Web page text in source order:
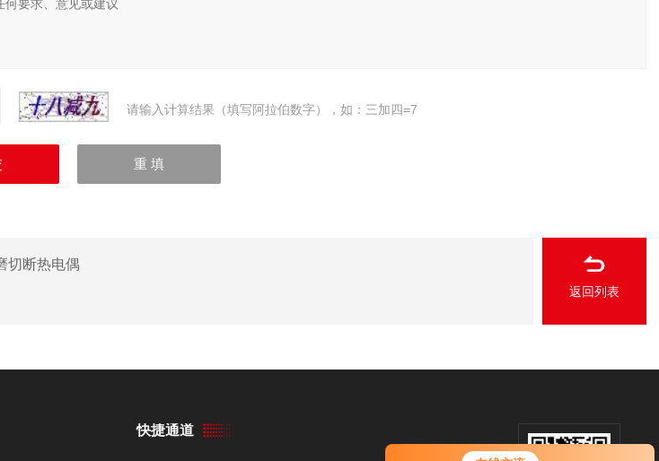
请输入计算结果（填写阿拉伯数字），如：三加四=7
切断热电偶
返回列表
快捷通道